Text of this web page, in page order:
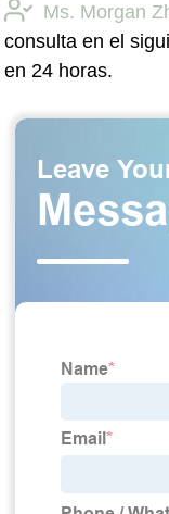
Ms. Morgan
consulta en el
en 24 horas.